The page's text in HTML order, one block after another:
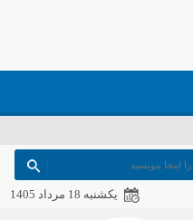
یکشنبه 18 مرداد 1405